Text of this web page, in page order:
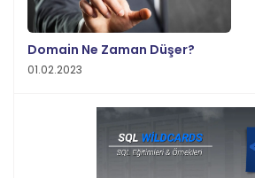
Domain Ne Zaman Düşer?
01.02.2023